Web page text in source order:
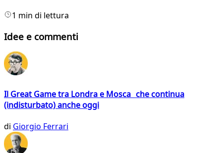
1 min di lettura
Idee e commenti
Il Great Game tra Londra e Mosca che continua
(indisturbato) anche oggi
di Giorgio Ferrari